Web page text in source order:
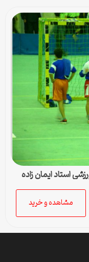
استاد ایمان زاده
مشاهده و خرید